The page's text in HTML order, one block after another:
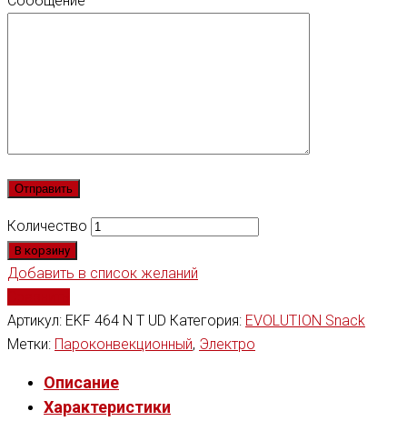
Количество
В корзину
Добавить в список желаний
Артикул: EKF 464 N T UD Категория: EVOLUTION Snack
Метки: Пароконвекционный, Электро
Описание
Характеристики